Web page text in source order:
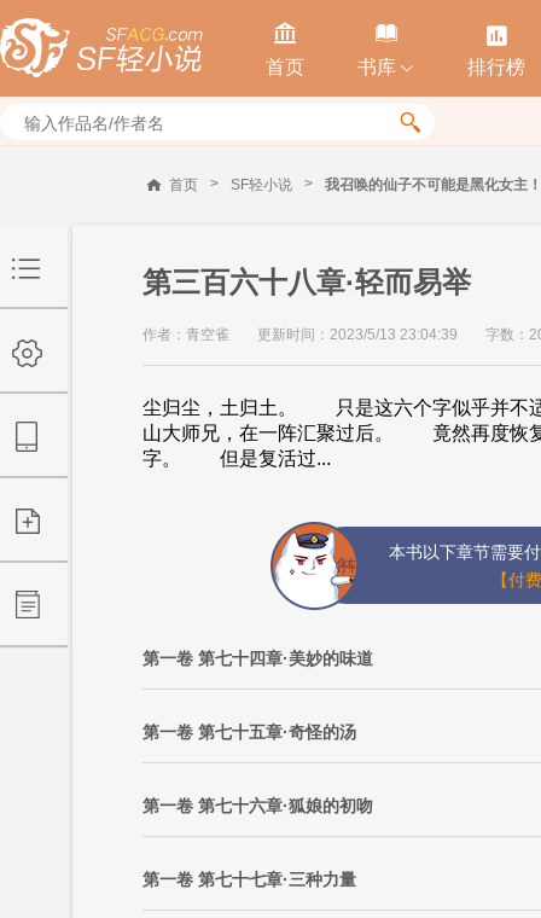

首页

书库 

排行榜

首页 > SF轻小说 > 我召唤的仙子不可能是黑化女主！
第三百六十八章·轻而易举
作者：青空雀 更新时间：2023/5/13 23:04:39 字数：
尘归尘，土归土。 只是这六个字似乎并不
山大师兄，在一阵汇聚过后。 竟然再度恢
字。 但是复活过...
本书以下章节需要
【付
第一卷 第七十四章·美妙的味道
第一卷 第七十五章·奇怪的汤
第一卷 第七十六章·狐娘的初吻
第一卷 第七十七章·三种力量